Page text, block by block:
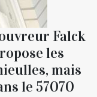
Falck
les
mais
le 57070